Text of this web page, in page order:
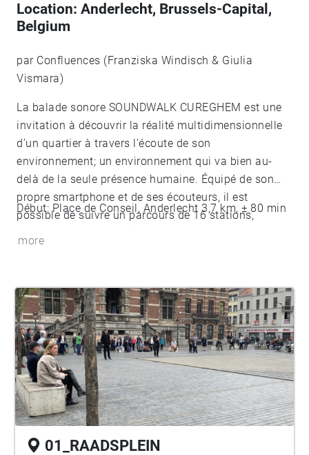
Location: Anderlecht, Brussels-Capital,
Belgium
par Confluences (Franziska Windisch & Giulia
Vismara)
La balade sonore SOUNDWALK CUREGHEM est une
invitation à découvrir la réalité multidimensionnelle
d’un quartier à travers l’écoute de son
environnement; un environnement qui va bien au-
delà de la seule présence humaine. Équipé de son
propre smartphone et de ses écouteurs, il est
possible de suivre un parcours de 16 stations,
accompagné d’une voix nous encourageant à
Début: Place de Conseil, Anderlecht 3,7 km, ± 80 min
more
01_RAADSPLEIN